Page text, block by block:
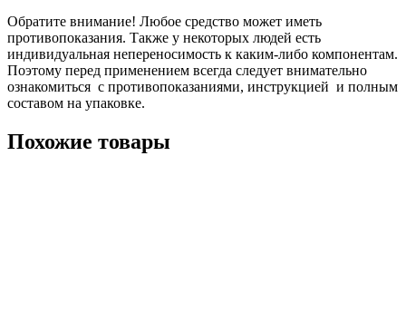
Обратите внимание! Любое средство может иметь
противопоказания. Также у некоторых людей есть
индивидуальная непереносимость к каким-либо компонентам.
Поэтому перед применением всегда следует внимательно
ознакомиться с противопоказаниями, инструкцией и полным
составом на упаковке.
Похожие товары